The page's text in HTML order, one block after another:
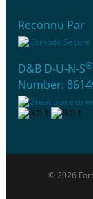
Reconnu Par
D&B D-U-N-S®
Number:
© 2026